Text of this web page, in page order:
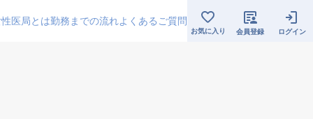
医局とは勤務までの流れよくあるご質問
お気に入り 会員登録 ログイン